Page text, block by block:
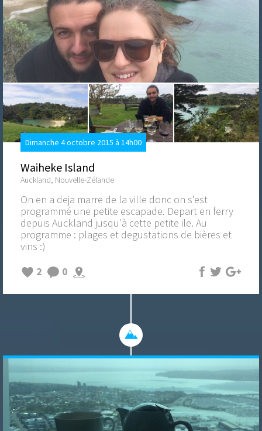
Dimanche 4 octobre 2015 à 14h00
Waiheke Island
Auckland, Nouvelle-Zélande
On en a deja marre de la ville donc on s'est
programmé une petite escapade. Depart en ferry
depuis Auckland jusqu'à cette petite ile. Au
programme : plages et degustations de bières et
vins :)
2
0